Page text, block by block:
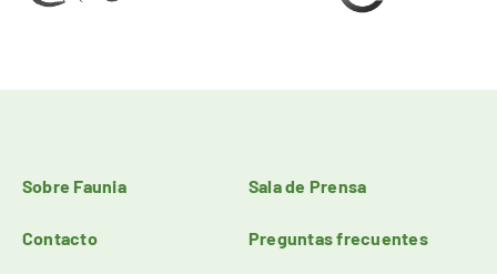
Sobre Faunia Sala de Prensa
Contacto Preguntas frecuentes